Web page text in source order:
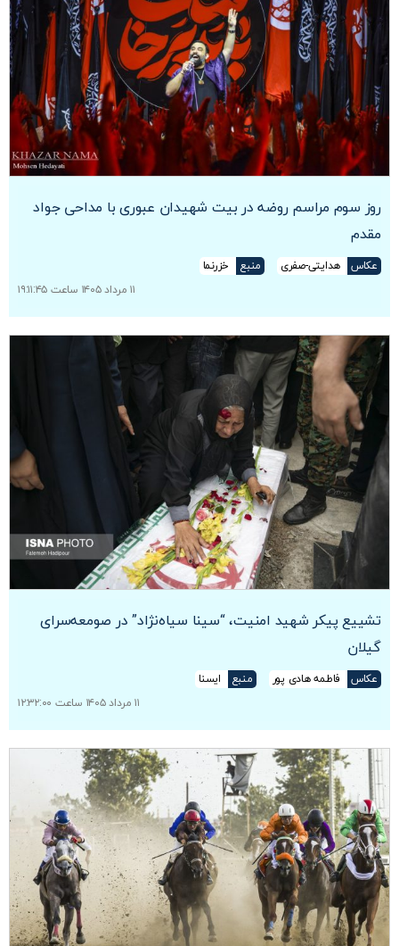
روز سوم مراسم روضه در بیت شهیدان عبوری با مداحی جواد
مقدم
عکاس هدایتی-صفری منبع
خزرنما
۱۱ مرداد ۱۴۰۵ ساعت ۱۹:۱۱:۴۵
تشییع پیکر شهید امنیت، “سینا سیاه‌نژاد” در صومعه‌سرای
گیلان
عکاس فاطمه هادی پور منبع
ایسنا
۱۱ مرداد ۱۴۰۵ ساعت ۱۲:۳۲:۰۰